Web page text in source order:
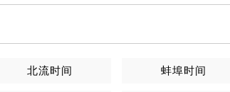
北流时间 蚌埠时间